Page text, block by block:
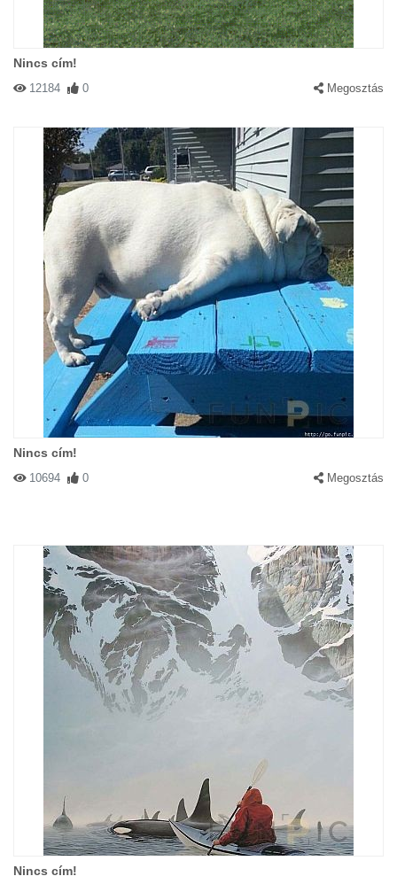
Nincs cím!
12184 0 Megosztás
Nincs cím!
10694 0 Megosztás
Nincs cím!